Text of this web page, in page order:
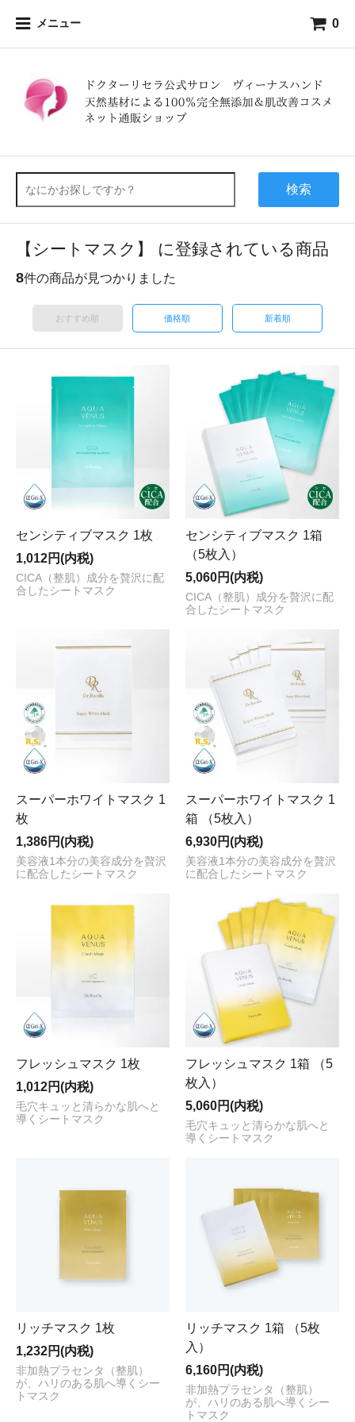
メニュー 0
検索
【シートマスク】 に登録されている商品
8件の商品が見つかりました
おすすめ順 価格順 新着順
センシティブマスク 1枚
1,012円(内税)
CICA（整肌）成分を贅沢に配
合したシートマスク
センシティブマスク 1箱
（5枚入）
5,060円(内税)
CICA（整肌）成分を贅沢に配
合したシートマスク
スーパーホワイトマスク 1
枚
1,386円(内税)
美容液1本分の美容成分を贅沢
に配合したシートマスク
スーパーホワイトマスク 1
箱 （5枚入）
6,930円(内税)
美容液1本分の美容成分を贅沢
に配合したシートマスク
フレッシュマスク 1枚
1,012円(内税)
毛穴キュッと清らかな肌へと
導くシートマスク
フレッシュマスク 1箱 （5
枚入）
5,060円(内税)
毛穴キュッと清らかな肌へと
導くシートマスク
リッチマスク 1枚
1,232円(内税)
非加熱プラセンタ（整肌）
が、ハリのある肌へ導くシー
トマスク
リッチマスク 1箱 （5枚
入）
6,160円(内税)
非加熱プラセンタ（整肌）
が、ハリのある肌へ導くシー
トマスク